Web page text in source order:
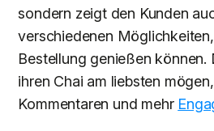
sondern zeigt den Kunden
verschiedenen
Bestellung genießen können.
ihren Chai am liebsten
Kommentaren und mehr